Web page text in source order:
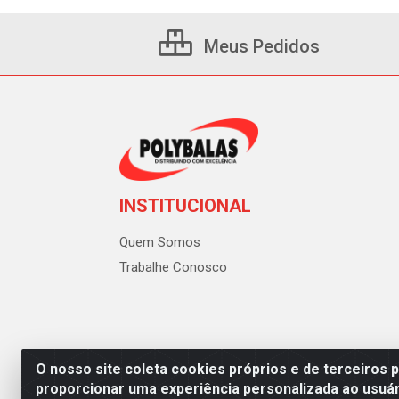
O nosso site coleta cookies próprios e de terceiros
proporcionar uma experiência personalizada ao
Meus Pedidos
INSTITUCIONAL
Quem Somos
Trabalhe Conosco